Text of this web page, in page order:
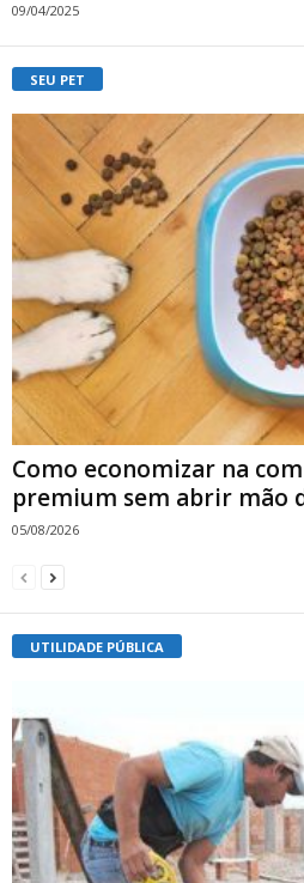
09/04/2025
SEU PET
Como economizar na
premium sem abrir mão
05/08/2026
UTILIDADE PÚBLICA